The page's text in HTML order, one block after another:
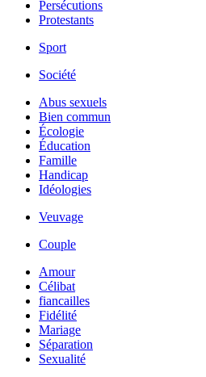
Persécutions
Protestants
Sport
Société
Abus sexuels
Bien commun
Écologie
Éducation
Famille
Handicap
Idéologies
Veuvage
Couple
Amour
Célibat
fiancailles
Fidélité
Mariage
Séparation
Sexualité